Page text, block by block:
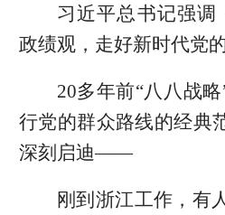
习近平总书记强调
政绩观，走好新时代党的
20多年前“八八战
行党的群众路线的经典
深刻启迪——
刚到浙江工作，有